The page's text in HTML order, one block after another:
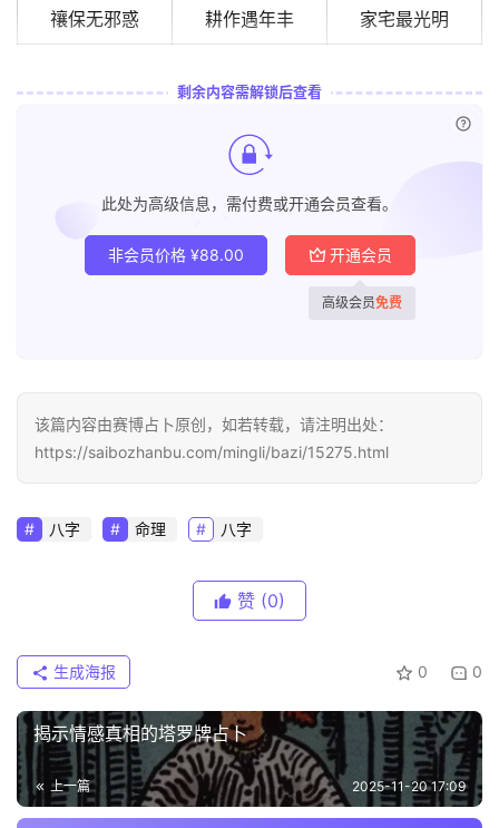
禳保无邪惑
耕作遇年丰
家宅最光明
剩余内容需解锁后查看
此处为高级信息，需付费或开通会员查看。
非会员价格 ¥88.00 开通会员
高级会员免费
该篇内容由赛博占卜原创，如若转载，请注明出处：
https://saibozhanbu.com/mingli/bazi/15275.html
八字 命理 八字
赞 (0)
0 0
生成海报
揭示情感真相的塔罗牌占卜
上一篇 2025-11-20 17:09